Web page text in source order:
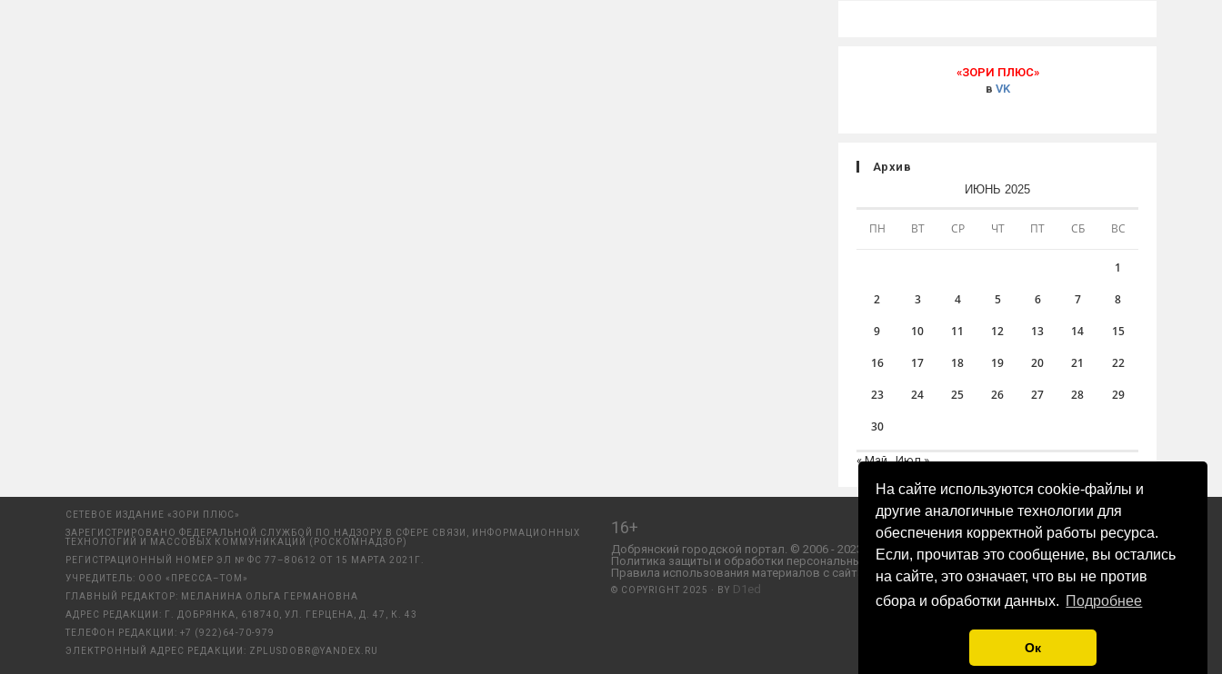
На сайте используются cookie-файлы и
другие аналогичные технологии для
обеспечения корректной работы ресурса.
Если, прочитав это сообщение, вы остались
на сайте, это означает, что вы не против
сбора и обработки данных. Подробнее
Ок
«ЗОРИ ПЛЮС»
в VK
Архив
ИЮНЬ 2025
ПН ВТ СР ЧТ ПТ СБ ВС
1
2 3 4 5 6 7 8
9 10 11 12 13 14 15
16 17 18 19 20 21 22
23 24 25 26 27 28 29
30
« Май Июл »
СЕТЕВОЕ ИЗДАНИЕ «ЗОРИ ПЛЮС»
ЗАРЕГИСТРИРОВАНО ФЕДЕРАЛЬНОЙ СЛУЖБОЙ ПО НАДЗОРУ В СФЕРЕ СВЯЗИ, ИНФОРМАЦИОННЫХ
ТЕХНОЛОГИЙ И МАССОВЫХ КОММУНИКАЦИЙ (РОСКОМНАДЗОР)
РЕГИСТРАЦИОННЫЙ НОМЕР ЭЛ № ФС 77–80612 ОТ 15 МАРТА 2021Г.
УЧРЕДИТЕЛЬ: ООО «ПРЕССА–ТОМ»
ГЛАВНЫЙ РЕДАКТОР: МЕЛАНИНА ОЛЬГА ГЕРМАНОВНА
АДРЕС РЕДАКЦИИ: Г. ДОБРЯНКА, 618740, УЛ. ГЕРЦЕНА, Д. 47, К. 43
ТЕЛЕФОН РЕДАКЦИИ: +7 (922)64-70-979
ЭЛЕКТРОННЫЙ АДРЕС РЕДАКЦИИ: ZPLUSDOBR@YANDEX.RU
16+
Добрянский городской портал. © 2006 - 2023 ООО «Пресса-Том».
Политика защиты и обработки персональных данных ООО «Пресса-Том».
Правила использования материалов с сайта «ЗОРИ ПЛЮС».
© COPYRIGHT 2025 · BY D1ed